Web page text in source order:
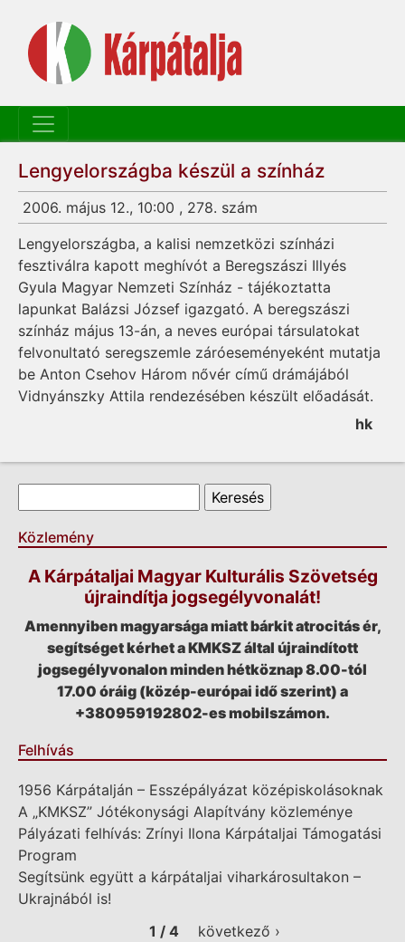
Lengyelországba készül a színház
2006. május 12., 10:00 , 278. szám
Lengyelországba, a kalisi nemzetközi színházi
fesztiválra kapott meghívót a Beregszászi Illyés
Gyula Magyar Nemzeti Színház - tájékoztatta
lapunkat Balázsi József igazgató. A beregszászi
színház május 13-án, a neves európai társulatokat
felvonultató seregszemle záróeseményeként mutatja
be Anton Csehov Három nővér című drámájából
Vidnyánszky Attila rendezésében készült előadását.
hk
Keresés űrlap
Közlemény
A Kárpátaljai Magyar Kulturális Szövetség
újraindítja jogsegélyvonalát!
Amennyiben magyarsága miatt bárkit atrocitás ér,
segítséget kérhet a KMKSZ által újraindított
jogsegélyvonalon minden hétköznap 8.00-tól
17.00 óráig (közép-európai idő szerint) a
+380959192802-es mobilszámon.
Felhívás
1956 Kárpátalján – Esszépályázat középiskolásoknak
A „KMKSZ” Jótékonysági Alapítvány közleménye
Pályázati felhívás: Zrínyi Ilona Kárpátaljai Támogatási
Program
Segítsünk együtt a kárpátaljai viharkárosultakon –
Ukrajnából is!
1 / 4
következő ›